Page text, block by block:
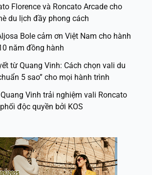
Florence và Roncato Arcade cho
du lịch đầy phong cách
Bole cảm ơn Việt Nam cho hành
năm đồng hành
từ Quang Vinh: Cách chọn vali du
5 sao” cho mọi hành trình
Vinh trải nghiệm vali Roncato
độc quyền bởi KOS